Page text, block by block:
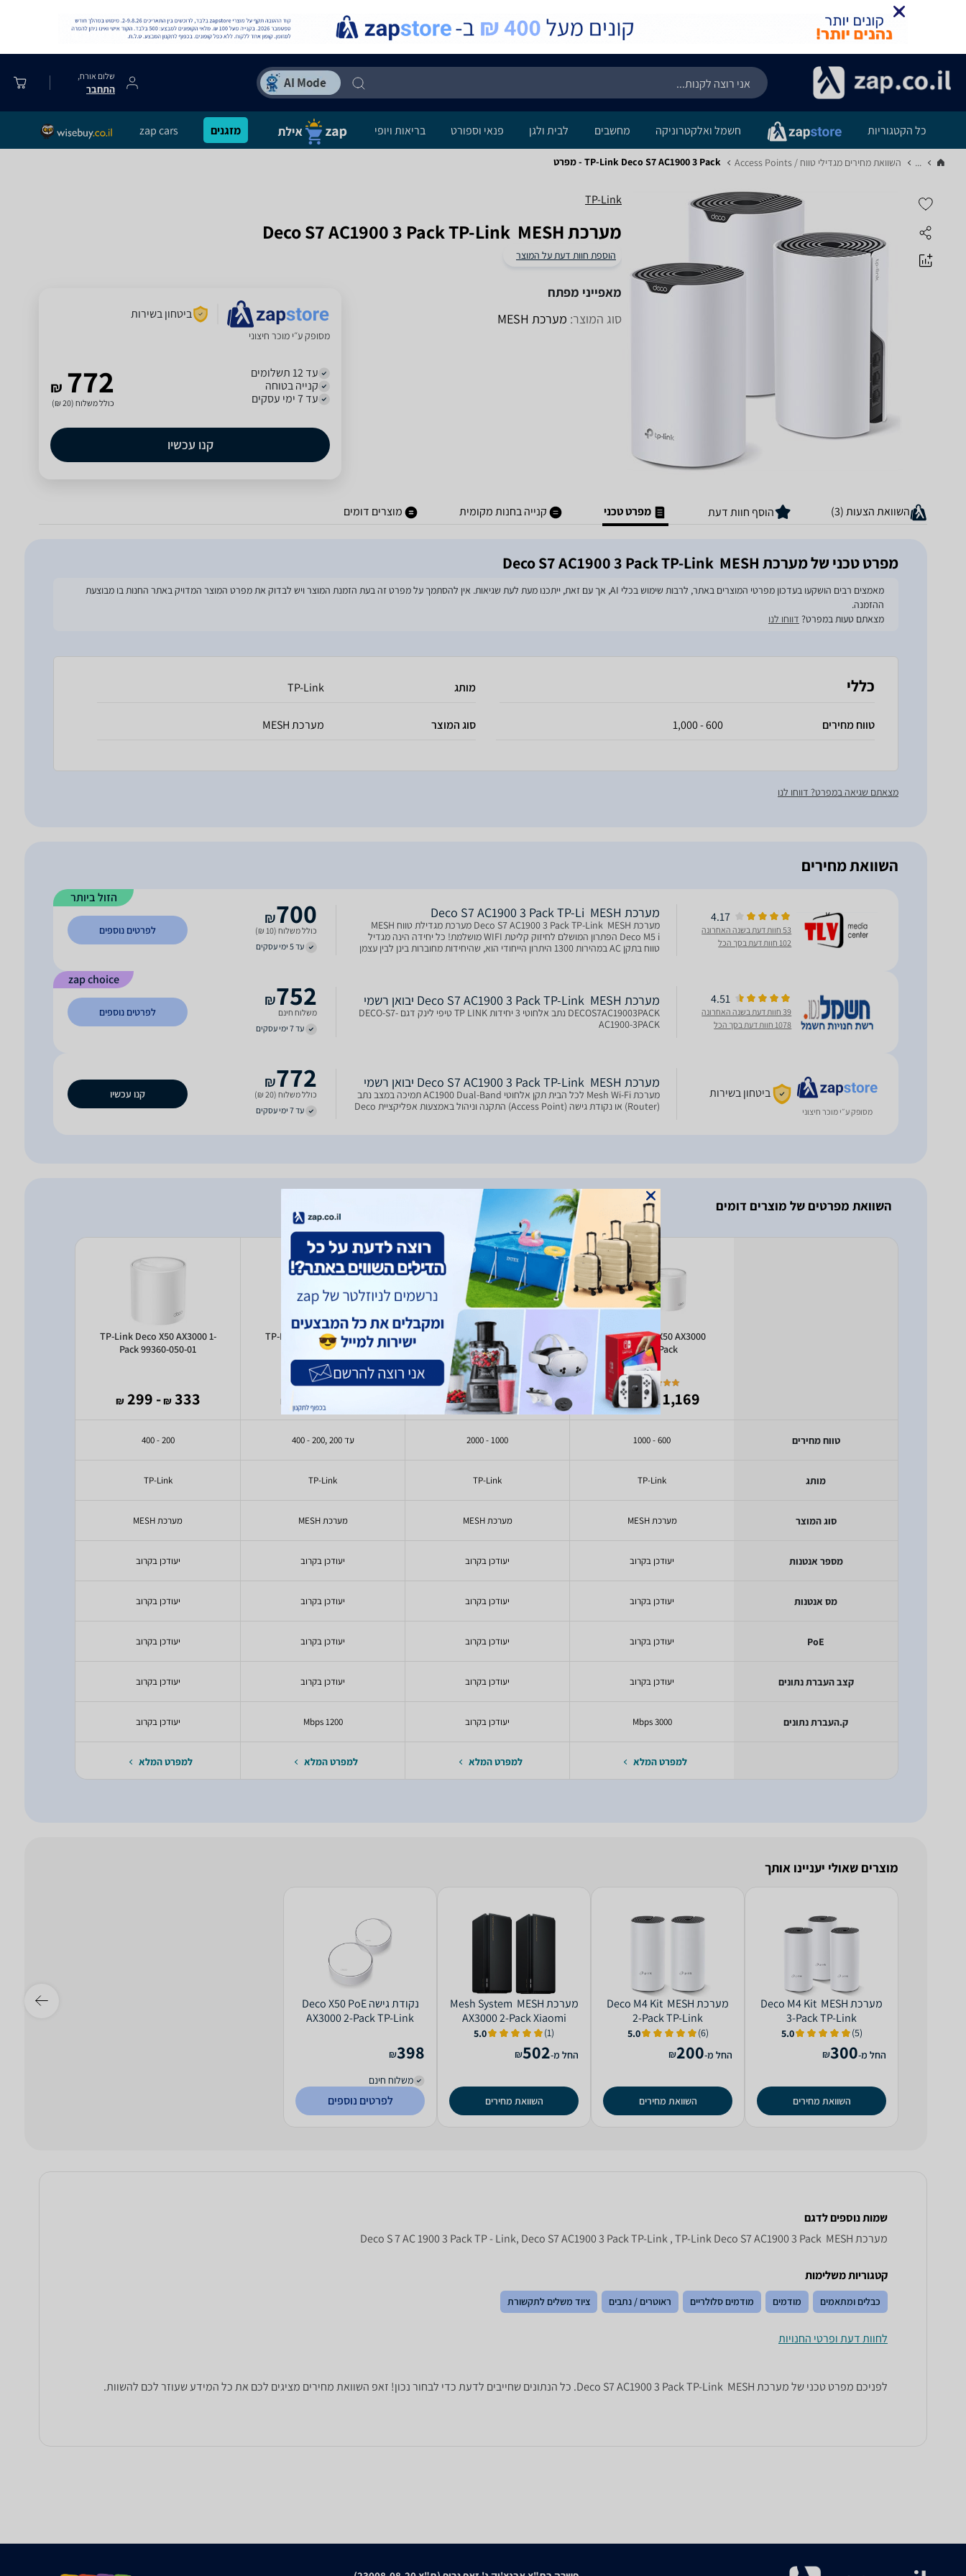
שלום אורח,
התחבר
כל הקטגוריות חשמל ואלקטרוניקה מחשבים לבית ולגן פנאי וספורט בריאות ויופי מזגנים zap cars
... השוואת מחירים מגדילי טווח / Access Points‏ TP-Link Deco S7 AC1900 3 Pack - מפרט
TP-Link
מערכת MESH ‏ Deco S7 AC1900 3 Pack TP-Link
הוספת חוות דעת על המוצר
מאפייני מפתח
סוג המוצר: מערכת MESH ביטחון בשירות
מסופק ע״י מוכר חיצוני
עד 12 תשלומים
קנייה בטוחה
עד 7 ימי עסקים
₪ 772
כולל משלוח (20 ₪)
קנו עכשיו
השוואת הצעות (3) הוסף חוות דעת מפרט טכני קנייה בחנות מקומית מוצרים דומים
מפרט טכני של מערכת MESH ‏ Deco S7 AC1900 3 Pack TP-Link
מאמצים רבים הושקעו בעדכון מפרטי המוצרים באתר, לרבות שימוש בכלי AI, אך עם זאת, ייתכנו מעת לעת שגיאות. אין להסתמך על מפרט זה בעת הזמנת המוצר ויש לבדוק את מפרט המוצר המדויק באתר החנות בו מבוצעת
ההזמנה.
מצאתם טעות במפרט? דווחו לנו
כללי
טווח מחירים 600 - 1,000
מותג TP-Link
סוג המוצר מערכת MESH
מצאתם שגיאה במפרט? דווחו לנו
השוואת מחירים
הזול ביותר
4.17
53 חוות דעת בשנה האחרונה
102 חוות דעת בסך הכל
מערכת MESH ‏ Deco S7 AC1900 3 Pack TP-Li
Deco M5 i הפתרון המושלם לחיזוק קליטת WIFI מושלמת! כל יחידה הינה מגדיל
טווח בתקן AC במהירות 1300 היתרון הייחודי הוא, שהיחידות מחוברות בינן לבין עצמן
700
₪
כולל משלוח (10 ₪)
עד 5 ימי עסקים
לפרטים נוספים
zap choice
4.51
39 חוות דעת בשנה האחרונה
1078 חוות דעת בסך הכל
מערכת MESH ‏ Deco S7 AC1900 3 Pack TP-Link יבואן רשמי
DECOS7AC19003PACK נתב אלחוטי 3 יחידות TP LINK טיפי לינק דגם DECO-S7-
AC1900-3PACK
752
₪
משלוח חינם
עד 7 ימי עסקים
לפרטים נוספים
מסופק ע״י מוכר חיצוני
ביטחון בשירות
מערכת MESH ‏ Deco S7 AC1900 3 Pack TP-Link יבואן רשמי
מערכת Mesh Wi-Fi לכל הבית תקן אלחוטי AC1900 Dual-Band תמיכה במצב נתב
(Router) או נקודת גישה (Access Point) התקנה וניהול באמצעות אפליקציית Deco
772
₪
כולל משלוח (20 ₪)
עד 7 ימי עסקים
קנו עכשיו
השוואת מפרטים של מוצרים דומים
טווח מחירים
מותג
סוג המוצר
מספר אנטנות
מס אנטנות
PoE
קצב העברת נתונים
ק.העברת נתונים
TP-Link Deco X50 AX3000
Mesh 3-Pack
(
)
1,169
₪
- 789
₪
600 - 1000
TP-Link
מערכת MESH
יעודכן בקרוב
יעודכן בקרוב
יעודכן בקרוב
יעודכן בקרוב
3000 Mbps
למפרט המלא
TP-Link Deco X60 V3.20
AX5400 Mesh 3-Pack
1,590
₪
- 1,047
1000 - 2000
TP-Link
מערכת MESH
יעודכן בקרוב
יעודכן בקרוב
יעודכן בקרוב
יעודכן בקרוב
יעודכן בקרוב
למפרט המלא
TP-Link Deco M4 Kit 2-Pack
(
6
)
₪
עד 200 ,200 - 400
TP-Link
מערכת MESH
יעודכן בקרוב
יעודכן בקרוב
יעודכן בקרוב
יעודכן בקרוב
1200 Mbps
למפרט המלא
TP-Link Deco X50 AX3000 1-
Pack 99360-050-01
333
₪
- 299
₪
200 - 400
TP-Link
מערכת MESH
יעודכן בקרוב
יעודכן בקרוב
יעודכן בקרוב
יעודכן בקרוב
יעודכן בקרוב
למפרט המלא
מוצרים שאולי יעניינו אותך
מערכת MESH ‏ Deco M4 Kit
3-Pack TP-Link
(5)
5.0
החל מ-300
₪
השוואת מחירים
מערכת MESH ‏ Deco M4 Kit
2-Pack TP-Link
(6)
5.0
החל מ-200
₪
השוואת מחירים
מערכת MESH ‏ Mesh System
AX3000 2-Pack Xiaomi
(1)
5.0
החל מ-502
₪
השוואת מחירים
‏נקודת גישה Deco X50 PoE
AX3000 2-Pack TP-Link
398
₪
משלוח חינם
לפרטים נוספים
שמות נוספים לדגם
מערכת MESH ‏ Deco S 7 AC 1900 3 Pack TP - Link, Deco S7 AC1900 3 Pack TP-Link , TP-Link Deco S7 AC1900 3 Pack
קטגוריות משלימות
כבלים ומתאמים מודמים מודמים סלולריים ראוטרים / נתבים ציוד משלים לתקשורת
לחוות דעת ופרטי החנויות
לפניכם מפרט טכני של מערכת MESH ‏ Deco S7 AC1900 3 Pack TP-Link. כל הנתונים שחייבים לדעת כדי לבחור נכון! זאפ השוואת מחירים מציגים לכם את כל המידע שעוזר לכם להשוות.